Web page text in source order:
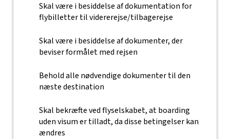
Skal være i besiddelse af dokumentation for
flybilletter til vidererejse/tilbagerejse
Skal være i besiddelse af dokumenter, der
beviser formålet med rejsen
Behold alle nødvendige dokumenter til den
næste destination
Skal bekræfte ved flyselskabet, at boarding
uden visum er tilladt, da disse betingelser kan
ændres